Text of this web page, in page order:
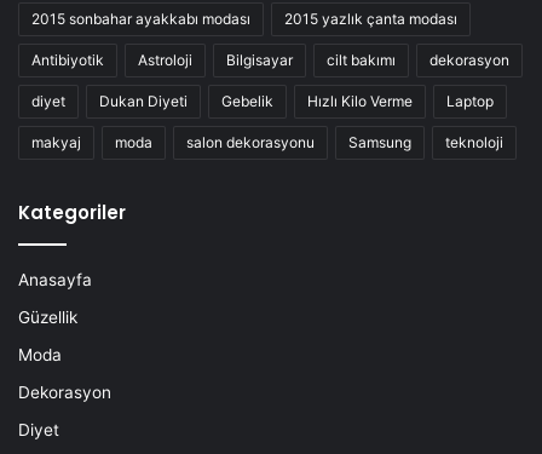
2015 sonbahar ayakkabı modası 2015 yazlık çanta modası
Antibiyotik Astroloji Bilgisayar cilt bakımı dekorasyon
diyet Dukan Diyeti Gebelik Hızlı Kilo Verme Laptop
makyaj moda salon dekorasyonu Samsung teknoloji
Kategoriler
Anasayfa
Güzellik
Moda
Dekorasyon
Diyet